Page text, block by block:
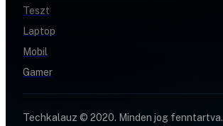
Teszt
Laptop
Mobil
Gamer
Techkalauz © 2020. Minden jog fenntartva.